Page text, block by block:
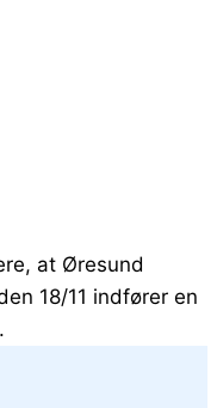
at Øresund
18/11 indfører en